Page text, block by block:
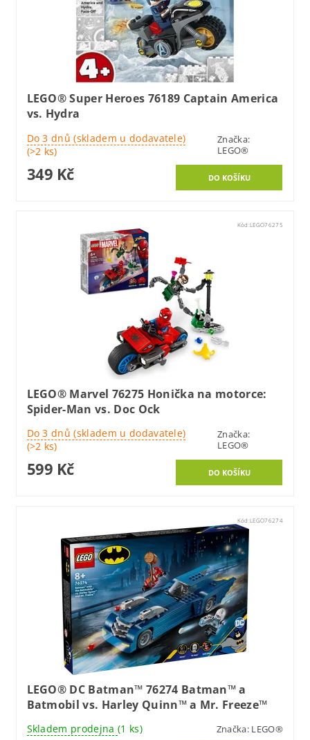
LEGO® Super Heroes 76189 Captain America
vs. Hydra
Do 3 dnů (skladem u dodavatele)
(>2 ks)
Značka:
LEGO®
349 Kč
Kód:LEGO76275
LEGO® Marvel 76275 Honička na motorce:
Spider-Man vs. Doc Ock
Do 3 dnů (skladem u dodavatele)
(>2 ks)
Značka:
LEGO®
599 Kč
Kód:LEGO76274
LEGO® DC Batman™ 76274 Batman™ a
Batmobil vs. Harley Quinn™ a Mr. Freeze™
Skladem prodejna (1 ks) Značka: LEGO®